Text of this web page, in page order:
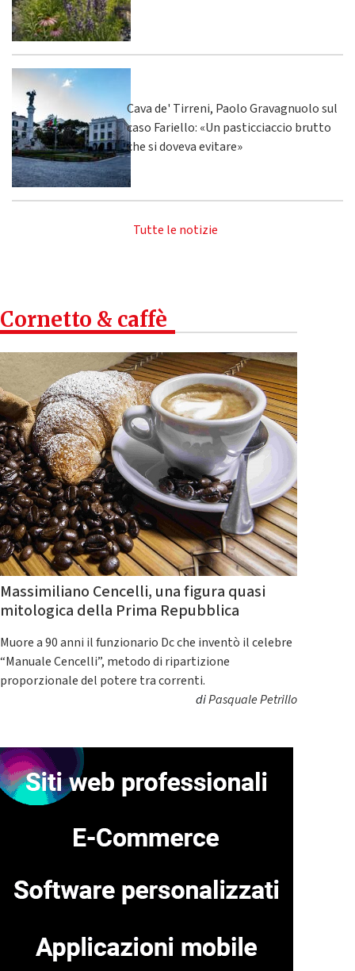
Cava de' Tirreni, Paolo Gravagnuolo sul
caso Fariello: «Un pasticciaccio brutto
che si doveva evitare»
Tutte le notizie
Cornetto & caffè
Massimiliano Cencelli, una figura quasi
mitologica della Prima Repubblica
Muore a 90 anni il funzionario Dc che inventò il celebre
“Manuale Cencelli”, metodo di ripartizione
proporzionale del potere tra correnti.
diPasquale Petrillo